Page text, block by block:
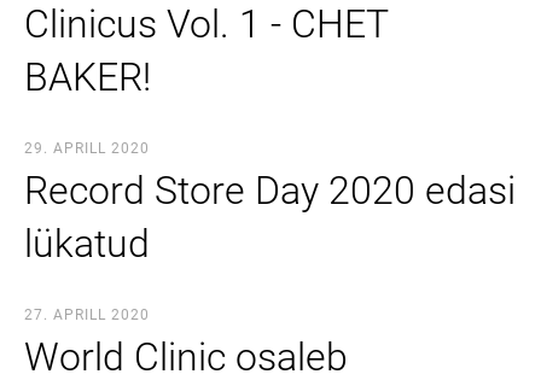
Clinicus Vol. 1 - CHET
BAKER!
29. APRILL 2020
Record Store Day 2020 edasi
lükatud
27. APRILL 2020
World Clinic osaleb